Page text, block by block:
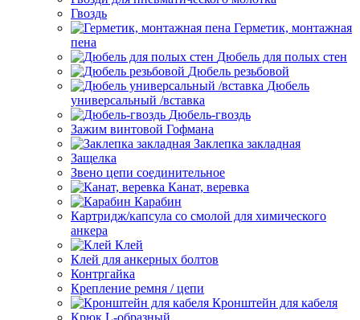
Гвоздь
Герметик, монтажная
пена
Дюбель для полых стен
Дюбель резьбовой
Дюбель
универсальный /вставка
Дюбель-гвоздь
Зажим винтовой Гофмана
Заклепка закладная
Защелка
Звено цепи соединительное
Канат, веревка
Карабин
Картридж/капсула со смолой для химического
анкера
Клей
Клей для анкерных болтов
Контргайка
Крепление ремня / цепи
Кронштейн для кабеля
Крюк L-образный